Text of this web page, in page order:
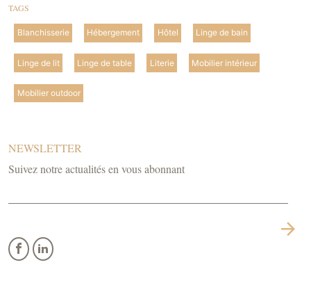
TAGS
Blanchisserie Hébergement Hôtel Linge de bain
Linge de lit Linge de table Literie Mobilier intérieur
Mobilier outdoor
NEWSLETTER
Suivez notre actualités en vous abonnant